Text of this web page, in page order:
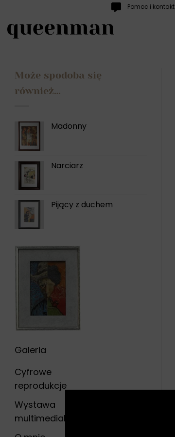
zawartości
Pomoc i kontakt
Może spodoba się
również…
Madonny
Narciarz
Pijący z duchem
Galeria
Cyfrowe
reprodukcje
Wystawa
multimedialna